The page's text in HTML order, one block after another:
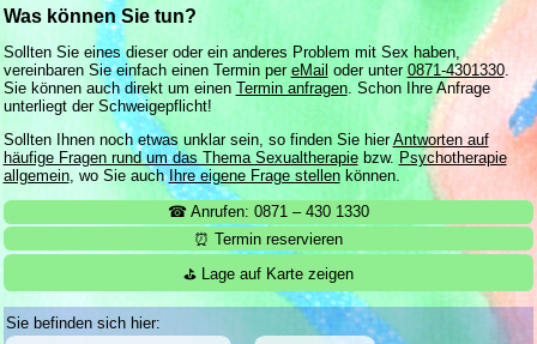
Was können Sie tun?
Sollten Sie eines dieser oder ein anderes Problem mit Sex haben,
vereinbaren Sie einfach einen Termin per eMail oder unter 0871-4301330.
Sie können auch direkt um einen Termin anfragen. Schon Ihre Anfrage
unterliegt der Schweigepflicht!
Sollten Ihnen noch etwas unklar sein, so finden Sie hierAntworten auf
häufige Fragen rund um das Thema Sexualtherapiebzw. Psychotherapie
allgemein, wo Sie auch Ihre eigene Frage stellenkönnen.
☎ Anrufen: 0871 – 430 1330
⏰ Termin reservieren
⛳ Lage auf Karte zeigen
Sie befinden sich hier: